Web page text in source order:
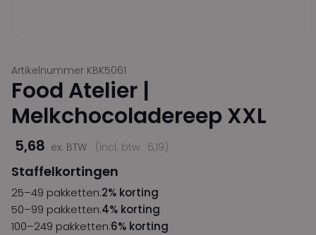
Artikelnummer KBK5061
Food Atelier |
Melkchocoladereep XXL
5,68 ex. BTW (incl. btw: 6,19)
Staffelkortingen
25–49 pakketten:2% korting
50–99 pakketten:4% korting
100–249 pakketten:6% korting